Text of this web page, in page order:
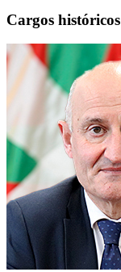
Cargos históricos